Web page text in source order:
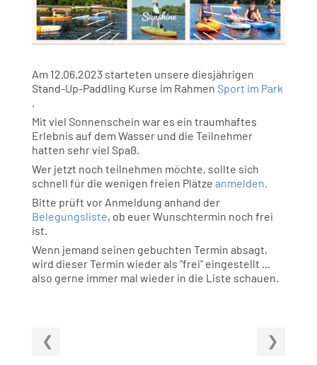
Am 12.06.2023 starteten unsere diesjährigen
Stand-Up-Paddling Kurse im Rahmen Sport im Park
.
Mit viel Sonnenschein war es ein traumhaftes
Erlebnis auf dem Wasser und die Teilnehmer
hatten sehr viel Spaß.
Wer jetzt noch teilnehmen möchte, sollte sich
schnell für die wenigen freien Plätze anmelden.
Bitte prüft vor Anmeldung anhand der
Belegungsliste, ob euer Wunschtermin noch frei
ist.
Wenn jemand seinen gebuchten Termin absagt,
wird dieser Termin wieder als "frei" eingestellt ...
also gerne immer mal wieder in die Liste schauen.